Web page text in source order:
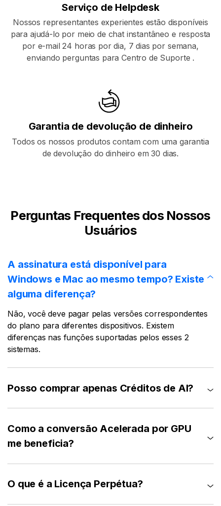
Serviço de Helpdesk
Nossos representantes experientes estão disponíveis
para ajudá-lo por meio de chat instantâneo e resposta
por e-mail 24 horas por dia, 7 dias por semana,
enviando perguntas paraCentro de Suporte .
Garantia de devolução de dinheiro
Todos os nossos produtos contam com uma garantia
de devolução do dinheiro em 30 dias.
Perguntas Frequentes dos Nossos
Usuários
A assinatura está disponível para
Windows e Mac ao mesmo tempo? Existe
alguma diferença?
Não, você deve pagar pelas versões correspondentes
do plano para diferentes dispositivos. Existem
diferenças nas funções suportadas pelos esses 2
sistemas.
Posso comprar apenas Créditos de AI?
Como a conversão Acelerada por GPU
me beneficia?
O que é a Licença Perpétua?